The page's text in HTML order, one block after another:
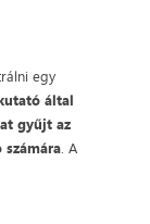
egy
által
gyűjt az
. A